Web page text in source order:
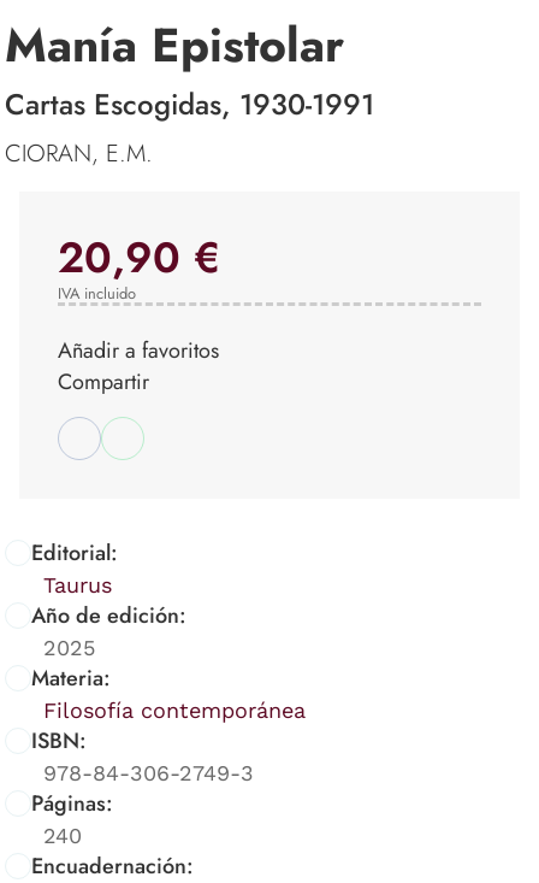
Manía Epistolar
Cartas Escogidas, 1930-1991
CIORAN, E.M.
Editorial:
Taurus
Año de edición:
2025
Materia:
Filosofía contemporánea
ISBN:
978-84-306-2749-3
Páginas:
240
Encuadernación:
20,90 €
IVA incluido
Añadir a favoritos
Compartir